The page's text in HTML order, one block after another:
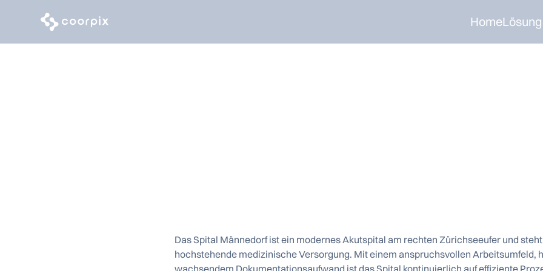
Home
KI im Spitalalltag: Klara & Sam
dorthin, wo es
Das Spital Männedorf ist ein modernes Akutspital am rechten Zürichseeufer und
hochstehende medizinische Versorgung. Mit einem anspruchsvollen Arbeitsumfeld,
wachsendem Dokumentationsaufwand ist das Spital kontinuierlich auf effiziente